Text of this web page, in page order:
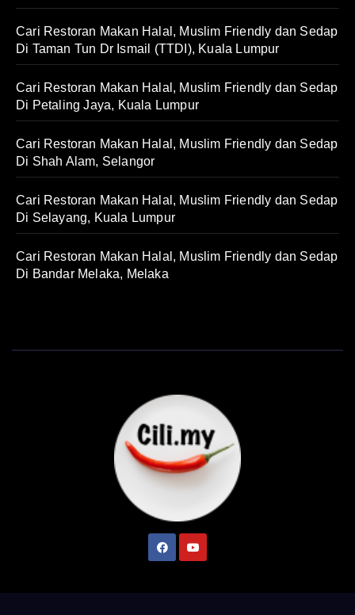
Cari Restoran Makan Halal, Muslim Friendly dan Sedap
Di Taman Tun Dr Ismail (TTDI), Kuala Lumpur
Cari Restoran Makan Halal, Muslim Friendly dan Sedap
Di Petaling Jaya, Kuala Lumpur
Cari Restoran Makan Halal, Muslim Friendly dan Sedap
Di Shah Alam, Selangor
Cari Restoran Makan Halal, Muslim Friendly dan Sedap
Di Selayang, Kuala Lumpur
Cari Restoran Makan Halal, Muslim Friendly dan Sedap
Di Bandar Melaka, Melaka